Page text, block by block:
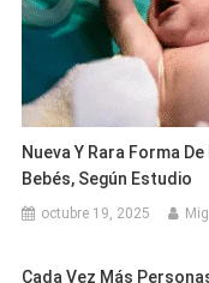
Nueva Y Rara Forma
Bebés, Según Estudio
octubre 19, 2025
Cada Vez Más